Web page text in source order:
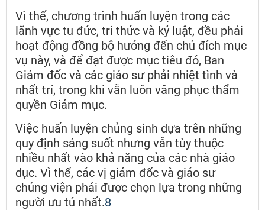
Vì thế, chương trình huấn luyện trong các
lãnh vực tu đức, tri thức và kỷ luật, đều phải
hoạt động đồng bộ hướng đến chủ đích mục
vụ này, và để đạt được mục tiêu đó, Ban
Giám đốc và các giáo sư phải nhiệt tình và
nhất trí, trong khi vẫn luôn vâng phục thẩm
quyền Giám mục.
Việc huấn luyện chủng sinh dựa trên những
quy định sáng suốt nhưng vẫn tùy thuộc
nhiều nhất vào khả năng của các nhà giáo
dục. Vì thế, các vị giám đốc và giáo sư
chủng viện phải được chọn lựa trong những
người ưu tú nhất.8